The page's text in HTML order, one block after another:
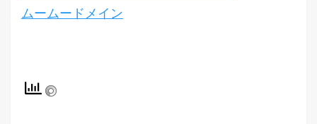
ムームードメイン